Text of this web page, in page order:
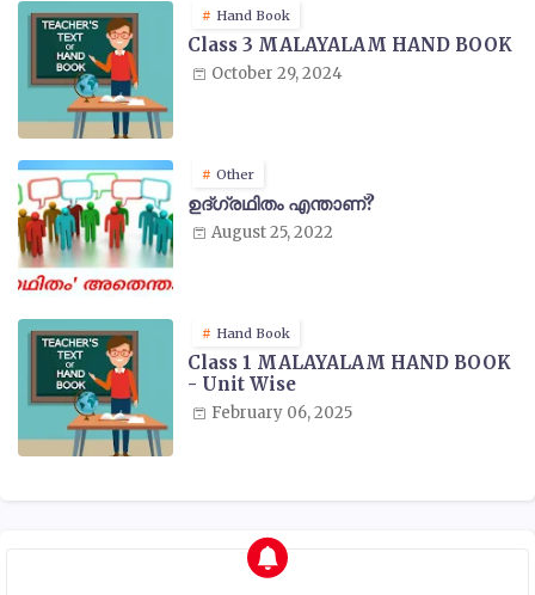
Hand Book
Class 3 MALAYALAM HAND BOOK
October 29, 2024
Other
ഉദ്ഗ്രഥിതം എന്താണ്?
August 25, 2022
Hand Book
Class 1 MALAYALAM HAND BOOK
- Unit Wise
February 06, 2025